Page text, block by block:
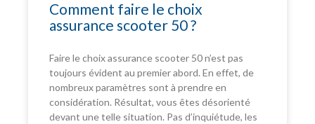
Comment faire le choix
assurance scooter 50 ?
Faire le choix assurance scooter 50 n’est pas
toujours évident au premier abord. En effet, de
nombreux paramètres sont à prendre en
considération. Résultat, vous êtes désorienté
devant une telle situation. Pas d’inquiétude, les